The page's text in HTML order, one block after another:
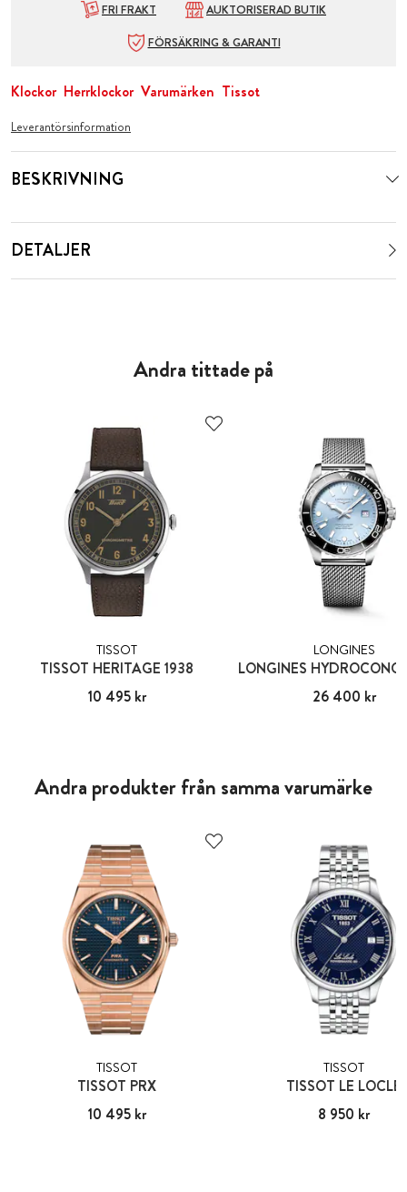
FRI FRAKT
AUKTORISERAD BUTIK
FÖRSÄKRING & GARANTI
Klockor Herrklockor Varumärken Tissot
Leverantörsinformation
BESKRIVNING
DETALJER
Andra tittade på
TISSOT
TISSOT HERITAGE 1938
Pris: 10 495 kr
10 495 kr
LONGINES
Pris:26 400 kr
26 400 kr
Andra produkter från samma varumärke
TISSOT
TISSOT PRX
Pris: 10 495 kr
10 495 kr
TISSOT
TISSOT LE LOCLE
Pris :8 950 kr
8 950 kr